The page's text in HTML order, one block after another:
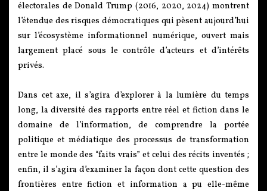
électorales de Donald Trump (2016, 2020, 2024) montrent
l’étendue des risques démocratiques qui pèsent aujourd’hui
sur l’écosystème informationnel numérique, ouvert mais
largement placé sous le contrôle d’acteurs et d’intérêts
privés.
Dans cet axe, il s’agira d’explorer à la lumière du temps
long, la diversité des rapports entre réel et fiction dans le
domaine de l’information, de comprendre la portée
politique et médiatique des processus de transformation
entre le monde des “faits vrais” et celui des récits inventés ;
enfin, il s’agira d’examiner la façon dont cette question des
frontières entre fiction et information a pu elle-même